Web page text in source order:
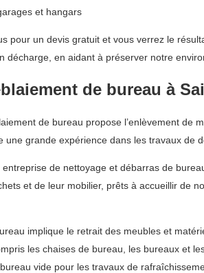
et hangars
pour un devis gratuit et vous verrez le
décharge, en aidant à préserver notre
de bureau à
de bureau propose l’enlèvement de
une grande expérience dans les travaux de
de nettoyage et débarras de
et de leur mobilier, prêts à accueillir de
implique le retrait des meubles et
les chaises de bureau, les bureaux et
vide pour les travaux de